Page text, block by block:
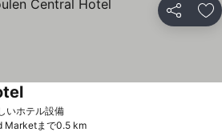
シェア お
いホテル設備料金を表示
料金を表示
Marketまで0.5 km